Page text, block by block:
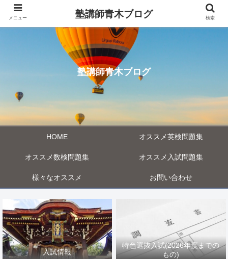
塾講師青木ブログ
HOME オススメ英検問題集
オススメ数検問題集 オススメ入試問題集
様々なオススメ お問い合わせ
入試情報
特色選抜入試(2026年度までの
もの)
メニュー 塾講師青木ブログ 検索